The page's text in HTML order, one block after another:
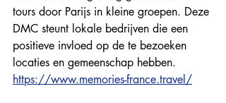
tours door Parijs in kleine groepen. Deze
DMC steunt lokale bedrijven die een
positieve invloed op de te bezoeken
locaties en gemeenschap hebben.
https://www.memories-france.travel/